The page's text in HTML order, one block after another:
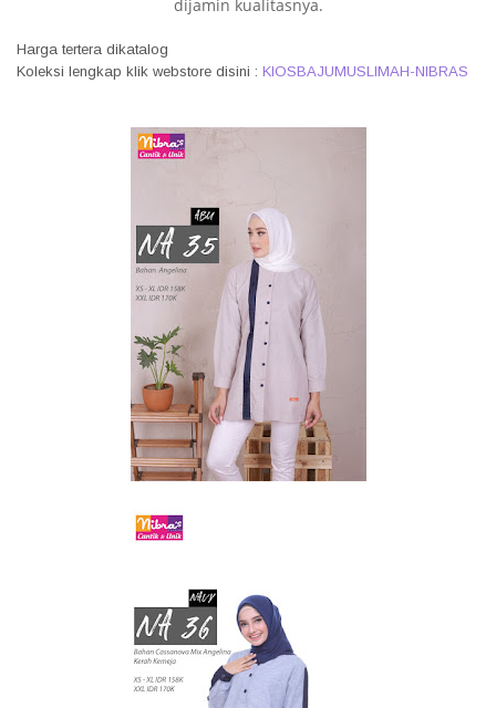
dijamin kualitasnya.
Harga tertera dikatalog
Koleksi lengkap klik webstore disini : KIOSBAJUMUSLIMAH-NIBRAS